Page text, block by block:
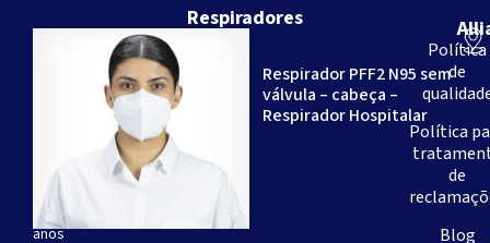
mais
20
anos
Respiradores
Respirador PFF2 N95 sem
válvula – cabeça –
Respirador Hospitalar
Política
de
Política
de
Blog